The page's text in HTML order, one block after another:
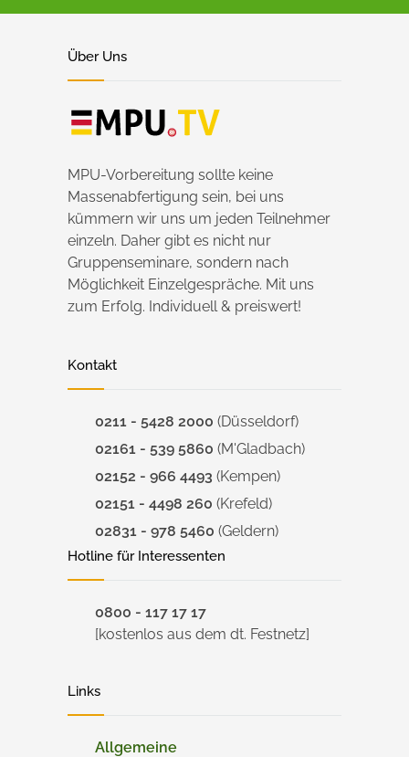
Über Uns
MPU-Vorbereitung sollte keine
Massenabfertigung sein, bei uns
kümmern wir uns um jeden Teilnehmer
einzeln. Daher gibt es nicht nur
Gruppenseminare, sondern nach
Möglichkeit Einzelgespräche. Mit uns
zum Erfolg. Individuell & preiswert!
Kontakt
0211 - 5428 2000 (Düsseldorf)
02161 - 539 5860 (M'Gladbach)
02152 - 966 4493 (Kempen)
02151 - 4498 260 (Krefeld)
02831 - 978 5460 (Geldern)
Hotline für Interessenten
0800 - 117 17 17
[kostenlos aus dem dt. Festnetz]
Links
Allgemeine